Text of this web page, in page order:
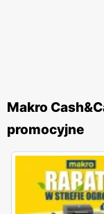
Makro
promocyjne